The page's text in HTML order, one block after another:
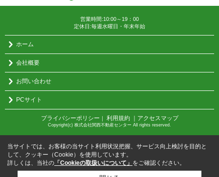
営業時間:10:00～19：00
定休日:毎週水曜日・年末年始
ホーム
会社概要
お問い合わせ
PCサイト
プライバシーポリシー ｜ 利用規約 ｜アクセスマップ
Copyright(c) 株式会社関西不動産センター All rights reserved.
当サイトでは、お客様の当サイト利用状況把握、サービス向上検討を目的と
して、クッキー（Cookie）を使用しています。
詳しくは、当社の 「Cookieの取扱いについて」 をご確認ください。